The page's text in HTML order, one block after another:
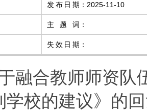
发布日期 ： 2025-11-10
主题词 ：
失效日期 ：
融合教师师资队
学校的建议》的